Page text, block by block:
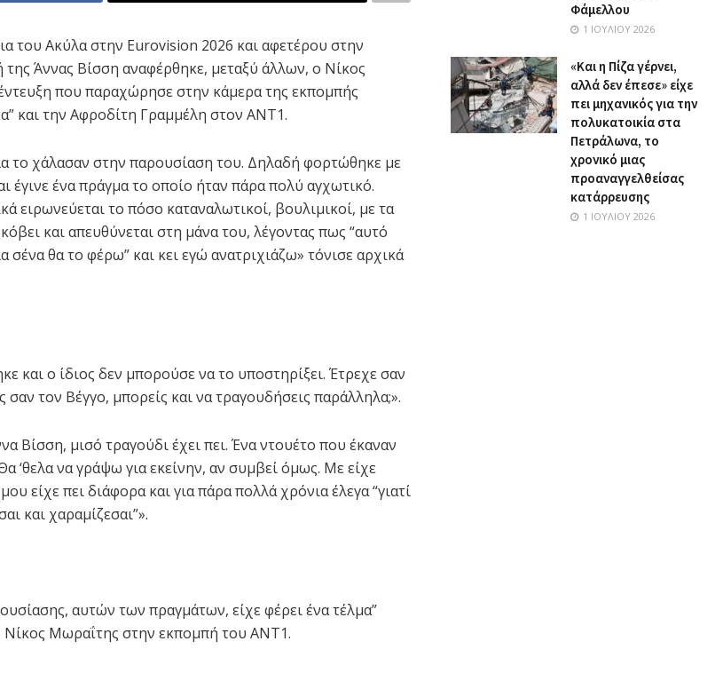
του Ακύλα στην Eurovision 2026 και αφετέρου στην
της Άννας Βίσση αναφέρθηκε, μεταξύ άλλων, ο Νίκος
που παραχώρησε στην κάμερα της εκπομπής
και την Αφροδίτη Γραμμέλη στον ΑΝΤ1.
το χάλασαν στην παρουσίαση του. Δηλαδή φορτώθηκε με
έγινε ένα πράγμα το οποίο ήταν πάρα πολύ αγχωτικό.
ειρωνεύεται το πόσο καταναλωτικοί, βουλιμικοί, με τα
και απευθύνεται στη μάνα του, λέγοντας πως “αυτό
σένα θα το φέρω” και κει εγώ ανατριχιάζω» τόνισε αρχικά
και ο ίδιος δεν μπορούσε να το υποστηρίξει. Έτρεχε σαν
σαν τον Βέγγο, μπορείς και να τραγουδήσεις παράλληλα;».
Βίσση, μισό τραγούδι έχει πει. Ένα ντουέτο που έκαναν
‘θελα να γράψω για εκείνην, αν συμβεί όμως. Με είχε
είχε πει διάφορα και για πάρα πολλά χρόνια έλεγα “γιατί
και χαραμίζεσαι”».
αυτών των πραγμάτων, είχε φέρει ένα τέλμα”
Μωραΐτης στην εκπομπή του ΑΝΤ1.
Φάμελλου
1 ΙΟΥΛΊΟΥ 2026
«Και η Πίζα γέρνει,
αλλά δεν έπεσε» είχε
πει μηχανικός για την
πολυκατοικία στα
Πετράλωνα, το
χρονικό μιας
προαναγγελθείσας
κατάρρευσης
1 ΙΟΥΛΊΟΥ 2026